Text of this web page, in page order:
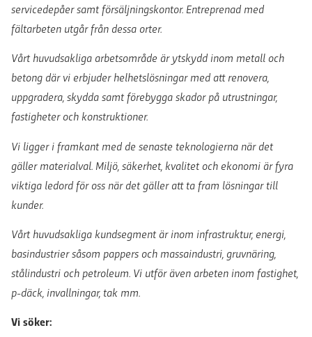
servicedepåer samt försäljningskontor. Entreprenad med
fältarbeten utgår från dessa orter.
Vårt huvudsakliga arbetsområde är ytskydd inom metall och
betong där vi erbjuder helhetslösningar med att renovera,
uppgradera, skydda samt förebygga skador på utrustningar,
fastigheter och konstruktioner.
Vi ligger i framkant med de senaste teknologierna när det
gäller materialval. Miljö, säkerhet, kvalitet och ekonomi är fyra
viktiga ledord för oss när det gäller att ta fram lösningar till
kunder.
Vårt huvudsakliga kundsegment är inom infrastruktur, energi,
basindustrier såsom pappers och massaindustri, gruvnäring,
stålindustri och petroleum. Vi utför även arbeten inom fastighet,
p-däck, invallningar, tak mm.
Vi söker: